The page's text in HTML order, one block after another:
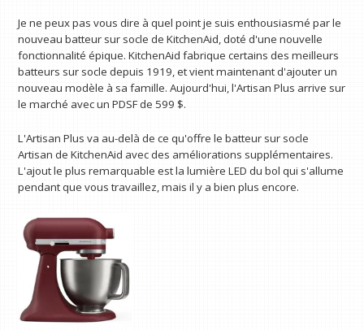
Je ne peux pas vous dire à quel point je suis enthousiasmé par le
nouveau batteur sur socle de KitchenAid, doté d'une nouvelle
fonctionnalité épique. KitchenAid fabrique certains des meilleurs
batteurs sur socle depuis 1919, et vient maintenant d'ajouter un
nouveau modèle à sa famille. Aujourd'hui, l'Artisan Plus arrive sur
le marché avec un PDSF de 599 $.
L'Artisan Plus va au-delà de ce qu'offre le batteur sur socle
Artisan de KitchenAid avec des améliorations supplémentaires.
L'ajout le plus remarquable est la lumière LED du bol qui s'allume
pendant que vous travaillez, mais il y a bien plus encore.